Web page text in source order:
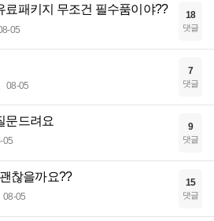
료패키지 무조건 필수품이야??
05
18
댓글
08-05
7
댓글
문드려요
05
9
댓글
찮을까요??
08-05
15
댓글